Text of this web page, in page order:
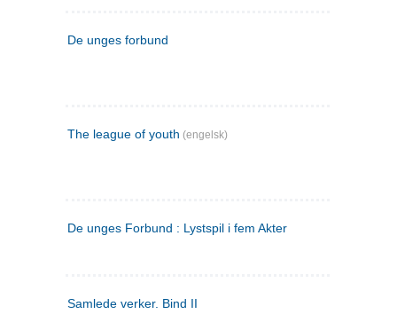
De unges forbund
The league of youth (engelsk)
De unges Forbund : Lystspil i fem Akter
Samlede verker. Bind II